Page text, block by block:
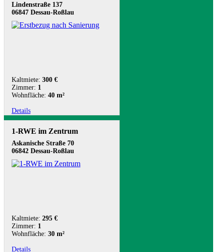
Lindenstraße 137
06847 Dessau-Roßlau
Kaltmiete: 300 €
Zimmer: 1
Wohnfläche: 40 m²
Details
1-RWE im Zentrum
Askanische Straße 70
06842 Dessau-Roßlau
Kaltmiete: 295 €
Zimmer: 1
Wohnfläche: 30 m²
Details